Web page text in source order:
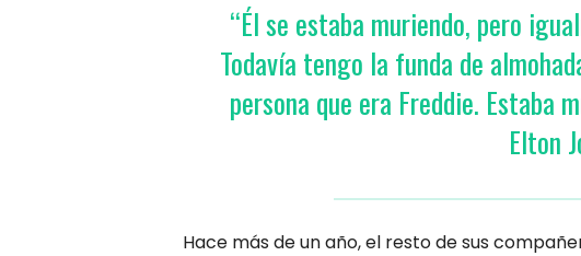
“Él se estaba muriendo, pero
Todavía tengo la funda de
persona que era Freddie. Estaba
Elton
Hace más de un año, el resto de sus